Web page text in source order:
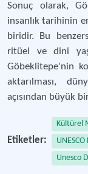
Sonuç olarak,
insanlık tarihinin
biridir. Bu
ritüel ve dini
Göbeklitepe'nin
aktarılması,
açısından büyük
Etiketler:
Kültürel
Unesco